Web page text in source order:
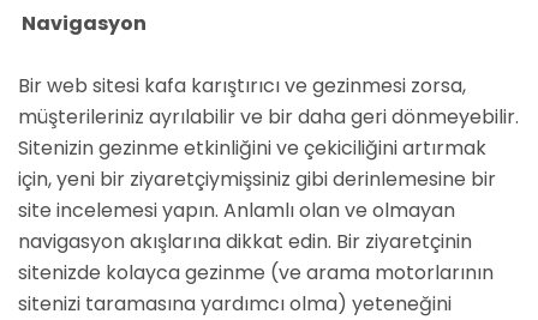
Navigasyon
Bir web sitesi kafa karıştırıcı ve gezinmesi zorsa,
müşterileriniz ayrılabilir ve bir daha geri dönmeyebilir.
Sitenizin gezinme etkinliğini ve çekiciliğini artırmak
için, yeni bir ziyaretçiymişsiniz gibi derinlemesine bir
site incelemesi yapın. Anlamlı olan ve olmayan
navigasyon akışlarına dikkat edin. Bir ziyaretçinin
sitenizde kolayca gezinme (ve arama motorlarının
sitenizi taramasına yardımcı olma) yeteneğini